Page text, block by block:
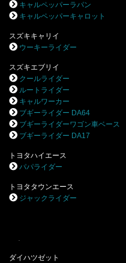
キャルペッパーラパン
キャルペッパーキャロット
スズキキャリイ
ウーキーライダー
スズキエブリイ
クールライダー
ルートライダー
キャルワーカー
ブギーライダー DA64
ブギーライダーワゴン車ベース
ブギーライダー DA17
トヨタハイエース
パパライダー
トヨタタウンエース
ジャックライダー
ダイハツゼット